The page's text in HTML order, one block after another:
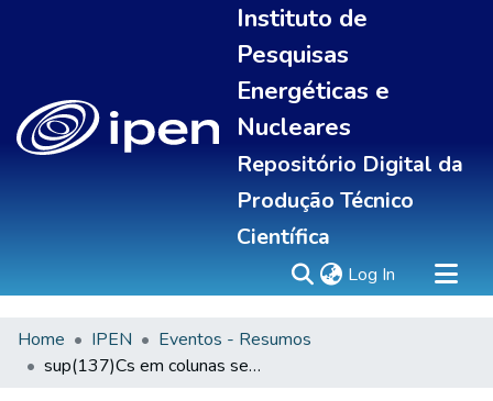
Instituto de
Pesquisas
Energéticas e
Nucleares
Repositório Digital da
Produção Técnico
Científica
Log In (current)
Sobre
Home IPEN
Eventos - Resumos
sup(137)Cs em colunas sedimentares coletadas proximas a Estacao Antartica Comandante Ferraz, Baia do Almirantado, Peninsula Antartica